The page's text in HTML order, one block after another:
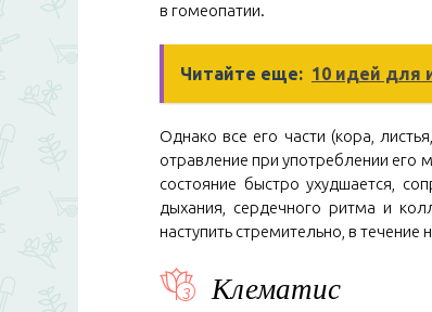
в гомеопатии.
Читайте еще: 10 идей для
Однако все его части (кора,
отравление при употреблении его
состояние быстро ухудшается,
дыхания, сердечного ритма и
наступить стремительно, в течение
Клематис